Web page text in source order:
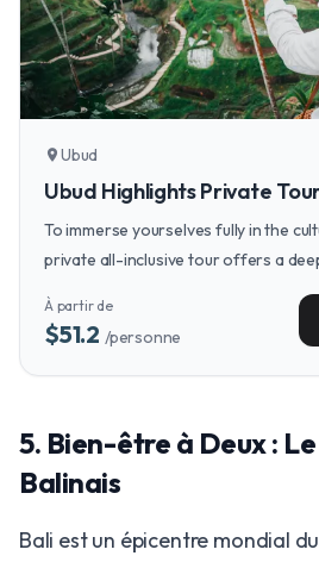
location_on Ubud
Ubud Highlights Private
To immerse yourselves fully in the
private all-inclusive tour offers a
temples, lush rice terraces, and
to connect with the island's spiritual
À partir de
$51.2 /personne
5. Bien-être à Deux :
Balinais
Bali est un épicentre mondial